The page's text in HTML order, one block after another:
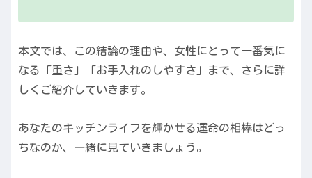
本文では、この結論の理由や、女性にとって一番気に
なる「重さ」「お手入れのしやすさ」まで、さらに詳
しくご紹介していきます。
あなたのキッチンライフを輝かせる運命の相棒はどっ
ちなのか、一緒に見ていきましょう。